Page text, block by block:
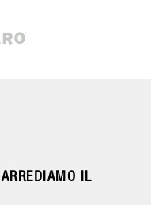
ARREDIAMO IL